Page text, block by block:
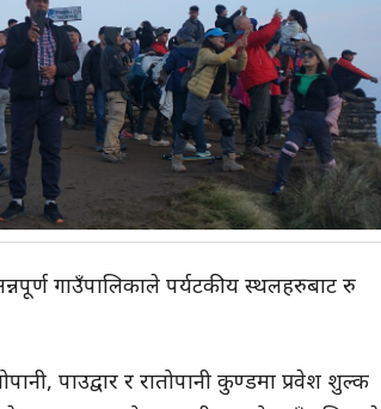
गाउँपालिकाले पर्यटकीय स्थलहरुबाट रु
पाउद्वार र रातोपानी कुण्डमा प्रवेश शुल्क